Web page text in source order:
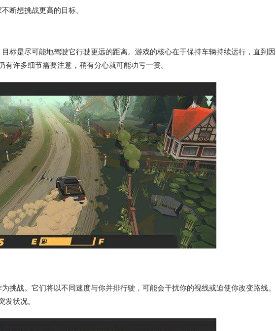
断想挑战更高的目标。
标是尽可能地驾驶它行驶更远的距离。游戏的核心在于保持车辆持续运行，直到因
许多细节需要注意，稍有分心就可能功亏一篑。
挑战。它们将以不同速度与你并排行驶，可能会干扰你的视线或迫使你改变路线。
发状况。